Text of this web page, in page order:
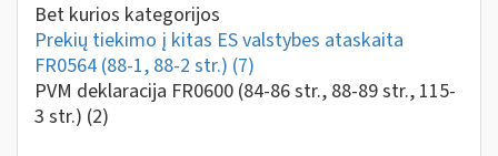
Bet kurios kategorijos
Prekių tiekimo į kitas ES valstybes ataskaita
FR0564 (88-1, 88-2 str.) (7)
PVM deklaracija FR0600 (84-86 str., 88-89 str., 115-
3 str.) (2)